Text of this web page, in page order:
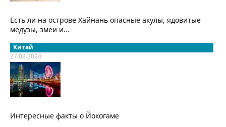
Есть ли на острове Хайнань опасные акулы, ядовитые
медузы, змеи и...
Китай
27.02.2024
Интересные факты о Йокогаме